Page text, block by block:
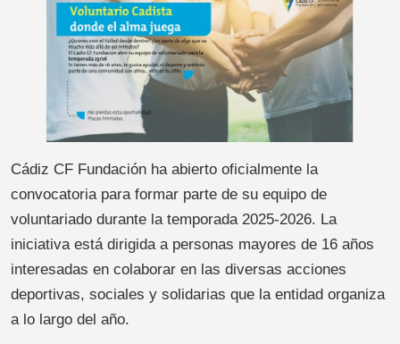
Cádiz CF Fundación ha abierto oficialmente la
convocatoria para formar parte de su equipo de
voluntariado durante la temporada 2025-2026. La
iniciativa está dirigida a personas mayores de 16 años
interesadas en colaborar en las diversas acciones
deportivas, sociales y solidarias que la entidad organiza
a lo largo del año.